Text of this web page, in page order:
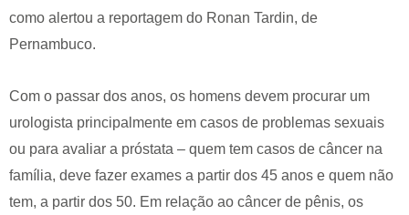
como alertou a reportagem do Ronan Tardin, de
Pernambuco.
Com o passar dos anos, os homens devem procurar um
urologista principalmente em casos de problemas sexuais
ou para avaliar a próstata – quem tem casos de câncer na
família, deve fazer exames a partir dos 45 anos e quem não
tem, a partir dos 50. Em relação ao câncer de pênis, os